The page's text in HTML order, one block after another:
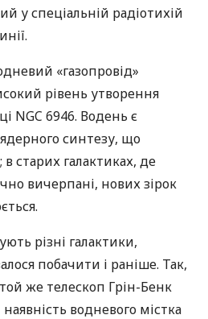
у спеціальній радіотихій
«газопровід»
рівень утворення
NGC 6946. Водень є
синтезу, що
в старих галактиках, де
вичерпані, нових зірок
різні галактики,
побачити і раніше. Так,
же телескоп Грін-Бенк
водневого містка